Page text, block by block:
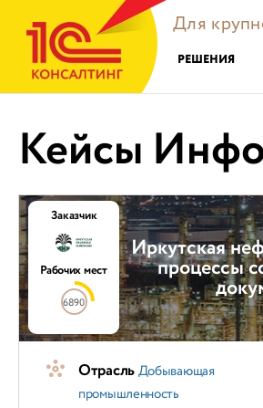
Для
РЕШЕНИЯ
Кейсы
Иркутская
процессы
Заказчик
Рабочих мест
6890
ОтрасльДобывающая
промышленность